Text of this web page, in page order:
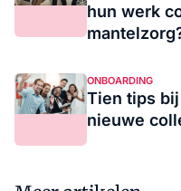
hun werk
ONBOARDING
Tien tips
nieuwe